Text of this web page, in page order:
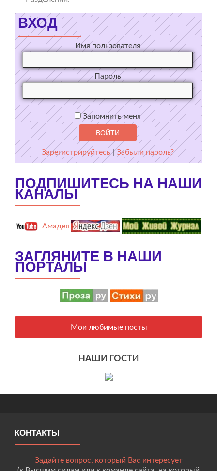
ВХОД
Имя пользователя
Пароль
Запомнить меня
Зарегистрируйтесь |Забыли пароль?
ПОДПИШИТЕСЬ НА НАШИ
КАНАЛЫ
Амадея
ЗАГЛЯНИТЕ В НАШИ
ПОРТАЛЫ
Мои любимые посты
НАШИ ГОСТИ
КОНТАКТЫ
Задайте вопрос, который Вас интересует